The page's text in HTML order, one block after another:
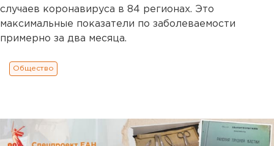
случаев коронавируса в 84 регионах. Это
максимальные показатели по заболеваемости
примерно за два месяца.
Общество